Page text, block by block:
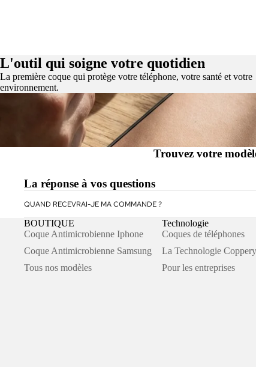
L'outil qui soigne votre quotidien
La première coque qui protège votre téléphone, votre santé et votre
environnement.
Trouvez votre
La réponse à vos questions
QUAND RECEVRAI-JE MA COMMANDE ?
BOUTIQUE
Coque Antimicrobienne Iphone
Coque Antimicrobienne Samsung
Tous nos modèles
Technologie
Coques de téléphones
La Technologie
Pour les entreprises